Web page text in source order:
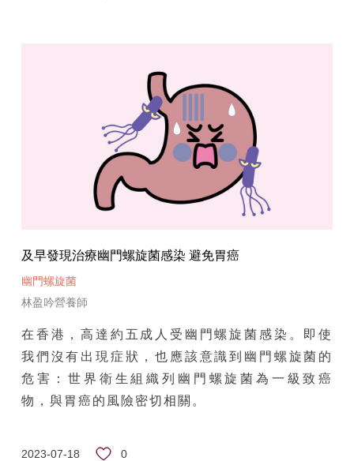
及早發現治療幽門螺旋菌感染 避免胃癌
幽門螺旋菌
林盈吟營養師
在香港，高達約五成人受幽門螺旋菌感染。即使
我們沒有出現症狀，也應該意識到幽門螺旋菌的
危害：世界衛生組織列幽門螺旋菌為一級致癌
物，與胃癌的風險密切相關。
2023-07-18 0